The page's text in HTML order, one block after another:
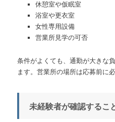
休憩室や仮眠室
浴室や更衣室
女性専用設備
営業所見学の可否
条件がよくても、通勤が大きな
ます。営業所の場所は応募前に
未経験者が確認するこ